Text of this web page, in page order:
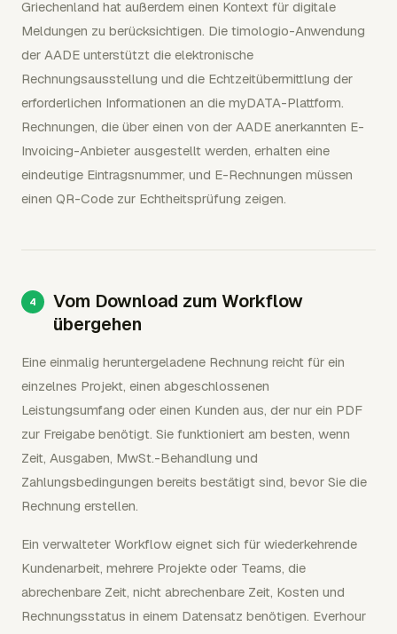
Griechenland hat außerdem einen Kontext für digitale
Meldungen zu berücksichtigen. Die timologio-Anwendung
der AADE unterstützt die elektronische
Rechnungsausstellung und die Echtzeitübermittlung der
erforderlichen Informationen an die myDATA-Plattform.
Rechnungen, die über einen von der AADE anerkannten E-
Invoicing-Anbieter ausgestellt werden, erhalten eine
eindeutige Eintragsnummer, und E-Rechnungen müssen
einen QR-Code zur Echtheitsprüfung zeigen.
Vom Download zum Workflow
übergehen
Eine einmalig heruntergeladene Rechnung reicht für ein
einzelnes Projekt, einen abgeschlossenen
Leistungsumfang oder einen Kunden aus, der nur ein PDF
zur Freigabe benötigt. Sie funktioniert am besten, wenn
Zeit, Ausgaben, MwSt.-Behandlung und
Zahlungsbedingungen bereits bestätigt sind, bevor Sie die
Rechnung erstellen.
Ein verwalteter Workflow eignet sich für wiederkehrende
Kundenarbeit, mehrere Projekte oder Teams, die
abrechenbare Zeit, nicht abrechenbare Zeit, Kosten und
Rechnungsstatus in einem Datensatz benötigen. Everhour